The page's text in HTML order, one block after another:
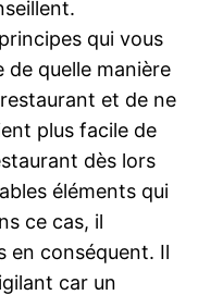
qui vous
quelle manière
et de ne
plus facile de
dès lors
éléments qui
ce cas, il
en conséquent. Il
car un